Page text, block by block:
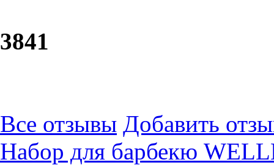
3841
Все отзывы Добавить
Набор для барбекю